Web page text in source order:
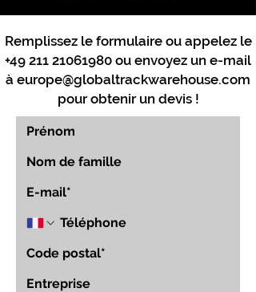
Remplissez le formulaire ou appelez le
+49 211 21061980 ou envoyez un e-mail
à europe@globaltrackwarehouse.com
pour obtenir un devis !